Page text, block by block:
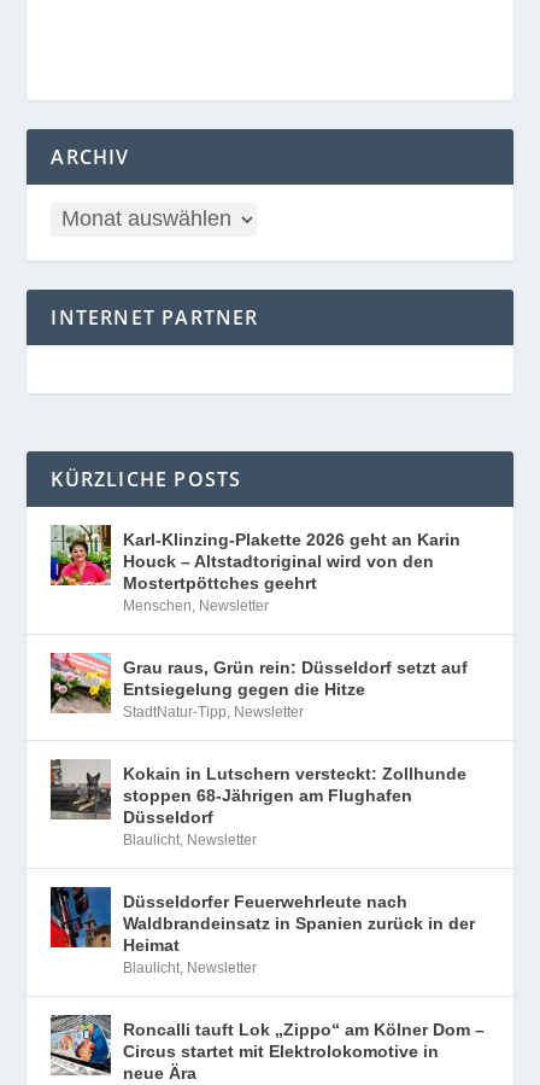
ARCHIV
INTERNET PARTNER
KÜRZLICHE POSTS
Karl-Klinzing-Plakette 2026 geht an Karin
Houck – Altstadtoriginal wird von den
Mostertpöttches geehrt
Menschen, Newsletter
Grau raus, Grün rein: Düsseldorf setzt auf
Entsiegelung gegen die Hitze
StadtNatur-Tipp, Newsletter
Kokain in Lutschern versteckt: Zollhunde
stoppen 68-Jährigen am Flughafen
Düsseldorf
Blaulicht, Newsletter
Düsseldorfer Feuerwehrleute nach
Waldbrandeinsatz in Spanien zurück in der
Heimat
Blaulicht, Newsletter
Roncalli tauft Lok „Zippo“ am Kölner Dom –
Circus startet mit Elektrolokomotive in
neue Ära